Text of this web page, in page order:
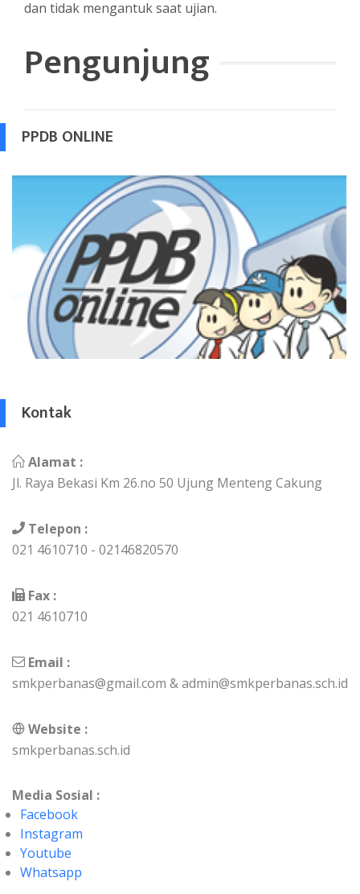
dan tidak mengantuk saat ujian.
Pengunjung
PPDB ONLINE
Kontak
Alamat :
Jl. Raya Bekasi Km 26.no 50 Ujung Menteng Cakung
Telepon :
021 4610710 - 02146820570
Fax :
021 4610710
Email :
smkperbanas@gmail.com & admin@smkperbanas.sch.id
Website :
smkperbanas.sch.id
Media Sosial :
Facebook
Instagram
Youtube
Whatsapp